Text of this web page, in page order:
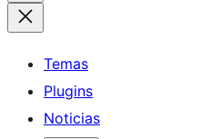
Temas
Plugins
Noticias